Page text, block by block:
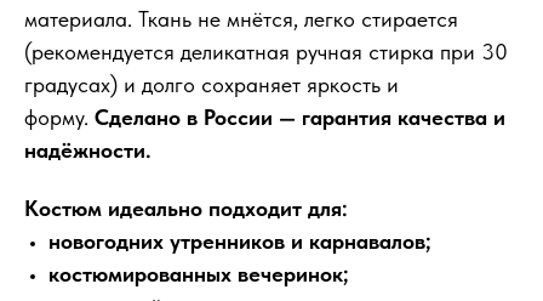
материала. Ткань не мнётся, легко стирается
(рекомендуется деликатная ручная стирка при 30
градусах) и долго сохраняет яркость и
форму. Сделано в России — гарантия качества и
надёжности.
Костюм идеально подходит для:
новогодних утренников и карнавалов;
костюмированных вечеринок;